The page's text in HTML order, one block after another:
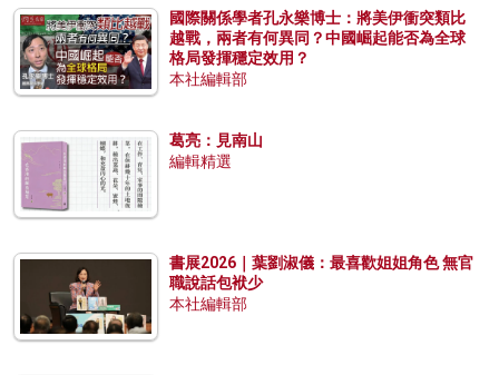
國際關係學者孔永樂博士：將美伊衝突類比
越戰，兩者有何異同？中國崛起能否為全球
格局發揮穩定效用？
本社編輯部
葛亮：見南山
編輯精選
書展2026｜葉劉淑儀：最喜歡姐姐角色 無官
職說話包袱少
本社編輯部